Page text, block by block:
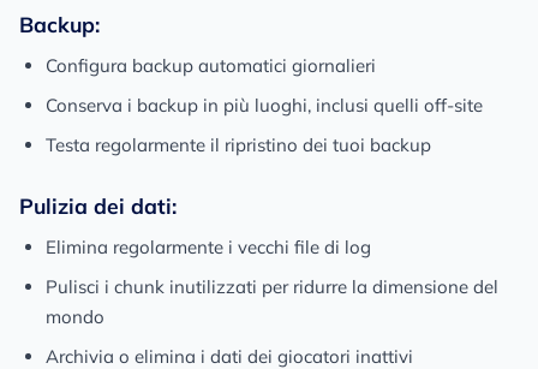
Backup:
Configura backup automatici giornalieri
Conserva i backup in più luoghi, inclusi quelli off-site
Testa regolarmente il ripristino dei tuoi backup
Pulizia dei dati:
Elimina regolarmente i vecchi file di log
Pulisci i chunk inutilizzati per ridurre la dimensione del
mondo
Archivia o elimina i dati dei giocatori inattivi